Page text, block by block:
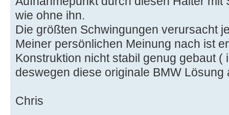
wie ohne ihn.
Die größten Schwingungen verursacht
Meiner persönlichen Meinung nach ist
Konstruktion nicht stabil genug gebaut (
deswegen diese originale BMW Lösung
Chris